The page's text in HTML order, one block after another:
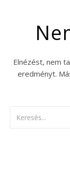
Elnézést, nem
eredményt.